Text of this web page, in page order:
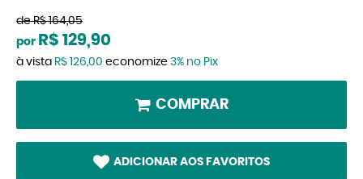
de R$ 164,05
por R$ 129,90
à vista R$ 126,00 economize 3% no Pix
COMPRAR
ADICIONAR AOS FAVORITOS